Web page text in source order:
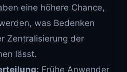
eine höhere Chance,
was Bedenken
Zentralisierung der
lässt.
Frühe Anwender